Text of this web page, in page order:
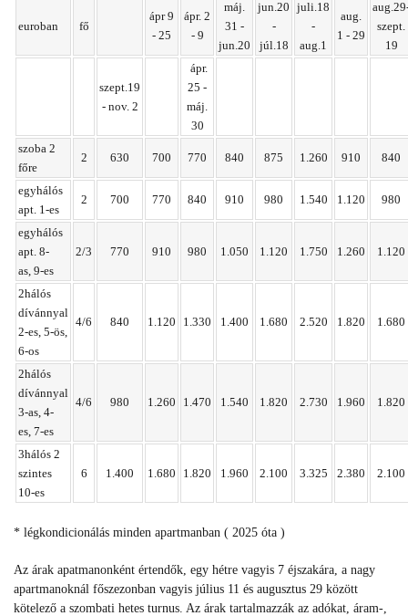
euroban fő
ápr 9
- 25
ápr. 2
- 9
máj.
31 -
jun.20
jun.20
-
júl.18
juli.18
-
aug.1
aug.
1 - 29
szept.
19
szept.19
- nov. 2
ápr.
25 -
máj.
30
szoba 2
főre
2 630 700 770 840 875 1.260 910 840
egyhálós
apt. 1-es
2 700 770 840 910 980 1.540 1.120 980
egyhálós
apt. 8-
as, 9-es
2/3 770 910 980 1.050 1.120 1.750 1.260 1.120
2hálós
dívánnyal
2-es, 5-ös,
6-os
4/6 840 1.120 1.330 1.400 1.680 2.520 1.820 1.680
2hálós
dívánnyal
3-as, 4-
es, 7-es
4/6 980 1.260 1.470 1.540 1.820 2.730 1.960 1.820
3hálós 2
szintes
10-es
6 1.400 1.680 1.820 1.960 2.100 3.325 2.380 2.100
* légkondicionálás minden apartmanban ( 2025 óta )
Az árak apatmanonként értendők, egy hétre vagyis 7 éjszakára, a nagy
apartmanoknál főszezonban vagyis július 11 és augusztus 29 között
kötelező a szombati hetes turnus. Az árak tartalmazzák az adókat, áram-,